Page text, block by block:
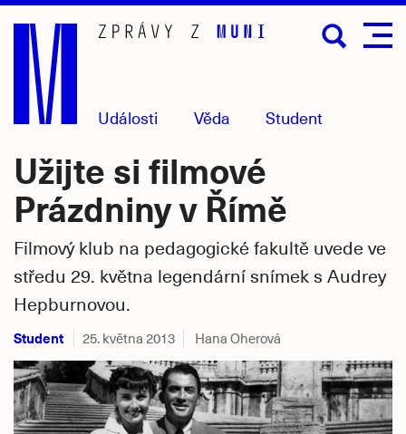
Přejít
hlavní
obsah
Události Věda Student
Užijte si filmové
Prázdniny v Římě
Filmový klub na pedagogické fakultě uvede ve
středu 29. května legendární snímek s Audrey
Hepburnovou.
Student 25. května 2013 Hana Oherová